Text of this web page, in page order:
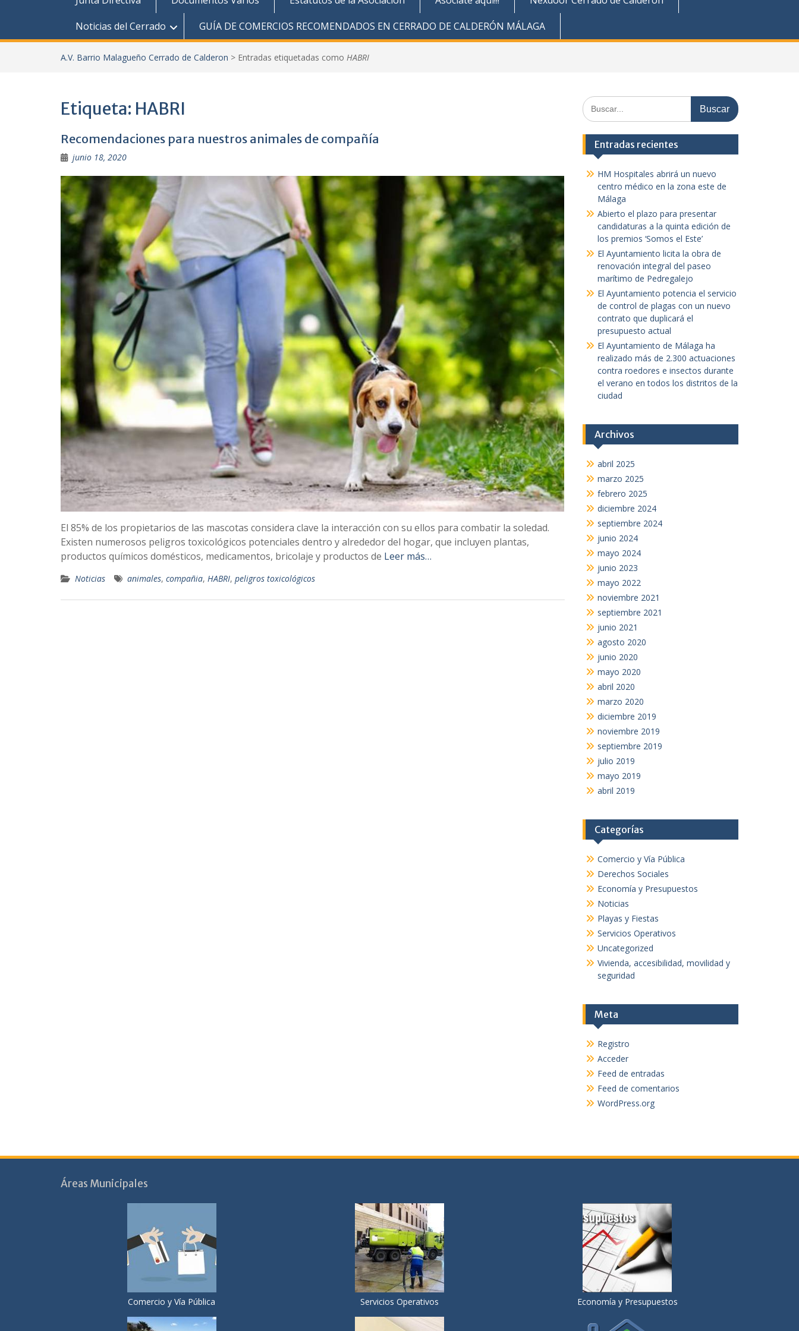
Noticias del Cerrado
GUÍA DE COMERCIOS RECOMENDADOS EN CERRADO DE CALDERÓN MÁLAGA
A.V. Barrio Malagueño Cerrado de Calderon > Entradas etiquetadas como HABRI
Etiqueta: HABRI
Recomendaciones para nuestros animales de compañía
junio 18, 2020
El 85% de los propietarios de las mascotas considera clave la interacción con su ellos para combatir la soledad.
Existen numerosos peligros toxicológicos potenciales dentro y alrededor del hogar, que incluyen plantas,
productos químicos domésticos, medicamentos, bricolaje y productos de Leer más…
Noticias animales, compañia, HABRI, peligros toxicológicos
Buscar:
Entradas recientes
HM Hospitales abrirá un nuevo
centro médico en la zona este de
Málaga
Abierto el plazo para presentar
candidaturas a la quinta edición de
los premios ‘Somos el Este’
El Ayuntamiento licita la obra de
renovación integral del paseo
marítimo de Pedregalejo
El Ayuntamiento potencia el servicio
de control de plagas con un nuevo
contrato que duplicará el
presupuesto actual
El Ayuntamiento de Málaga ha
realizado más de 2.300 actuaciones
contra roedores e insectos durante
el verano en todos los distritos de la
ciudad
Archivos
abril 2025
marzo 2025
febrero 2025
diciembre 2024
septiembre 2024
junio 2024
mayo 2024
junio 2023
mayo 2022
noviembre 2021
septiembre 2021
junio 2021
agosto 2020
junio 2020
mayo 2020
abril 2020
marzo 2020
diciembre 2019
noviembre 2019
septiembre 2019
julio 2019
mayo 2019
abril 2019
Categorías
Comercio y Vía Pública
Derechos Sociales
Economía y Presupuestos
Noticias
Playas y Fiestas
Servicios Operativos
Uncategorized
Vivienda, accesibilidad, movilidad y
seguridad
Meta
Registro
Acceder
Feed de entradas
Feed de comentarios
WordPress.org
Áreas Municipales
Comercio y Vía Pública Servicios Operativos Economía y Presupuestos